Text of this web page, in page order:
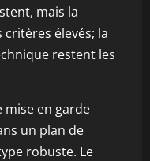
mais la
élevés; la
restent les
mise en garde
un plan de
robuste. Le